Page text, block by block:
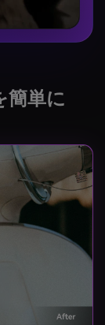
簡単に